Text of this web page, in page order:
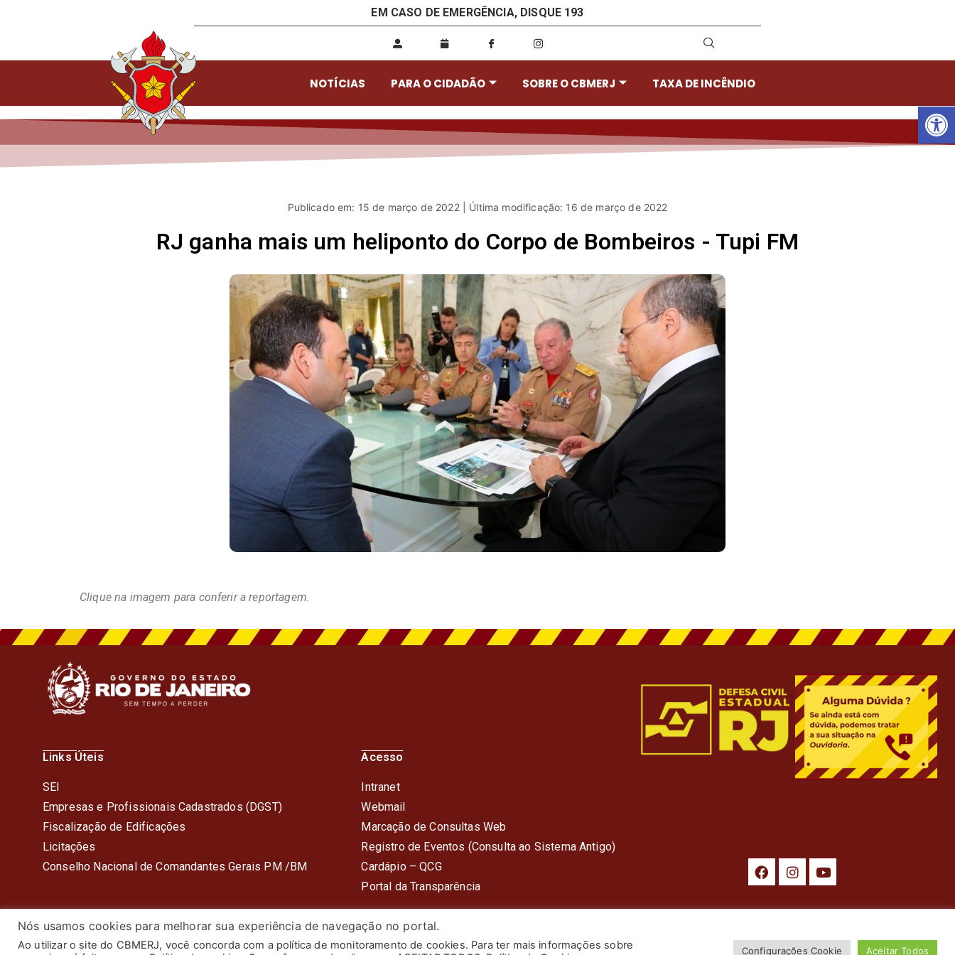
EM CASO DE EMERGÊNCIA, DISQUE 193
NOTÍCIAS PARA O CIDADÃO SOBRE O CBMERJ TAXA DE INCÊNDIO
Publicado em: 15 de março de 2022 | Última modificação: 16 de março de 2022
RJ ganha mais um heliponto do Corpo de Bombeiros - Tupi FM
Clique na imagem para conferir a reportagem.
Links Úteis
SEI
Empresas e Profissionais Cadastrados (DGST)
Fiscalização de Edificações
Licitações
Conselho Nacional de Comandantes Gerais PM /BM
Acesso
Intranet
Webmail
Marcação de Consultas Web
Registro de Eventos (Consulta ao Sistema Antigo)
Cardápio – QCG
Portal da Transparência
© 2024 Corpo de Bombeiros Militar do Estado do Rio de Janeiro. Todos os Direitos Reservados. Desenvolvimento porASTI.
Nós usamos cookies para melhorar sua experiência de navegação no portal.
Ao utilizar o site do CBMERJ, você concorda com a política de monitoramento de cookies. Para ter mais informações sobre
Configurações Cookie Aceitar Todos